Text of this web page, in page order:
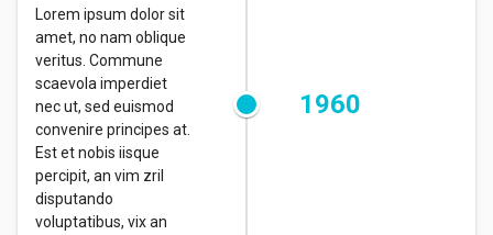
Lorem ipsum dolor sit
amet, no nam oblique
veritus. Commune
scaevola imperdiet
nec ut, sed euismod
convenire principes at.
Est et nobis iisque
percipit, an vim zril
disputando
voluptatibus, vix an
1960